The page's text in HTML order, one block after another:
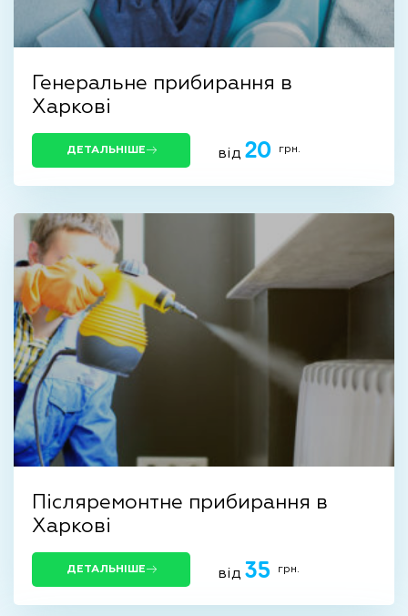
Генеральне прибирання в
Харкові
ДЕТАЛЬНІШЕ від 20 грн.
Післяремонтне прибирання в
Харкові
ДЕТАЛЬНІШЕ від 35 грн.